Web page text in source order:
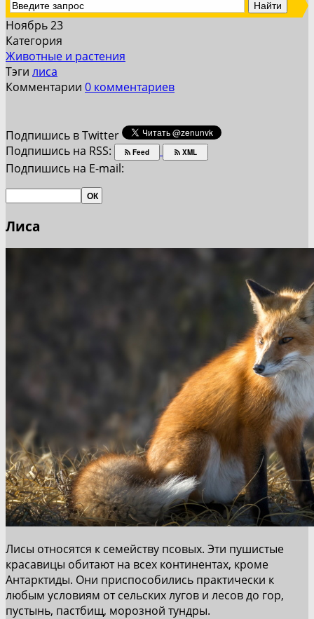
Ноябрь 23
Категория
Животные и растения
Тэги лиса
Комментарии 0 комментариев
Подпишись в Twitter
Подпишись на RSS:
Feed XML
Подпишись на E-mail:
Лиса
Лисы относятся к семейству псовых. Эти пушистые
красавицы обитают на всех континентах, кроме
Антарктиды. Они приспособились практически к
любым условиям от сельских лугов и лесов до гор,
пустынь, пастбищ, морозной тундры.